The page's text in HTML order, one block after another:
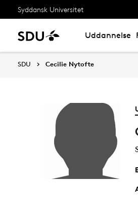
Syddansk Universitet
Uddannelse
SDU Cecilie Nytofte